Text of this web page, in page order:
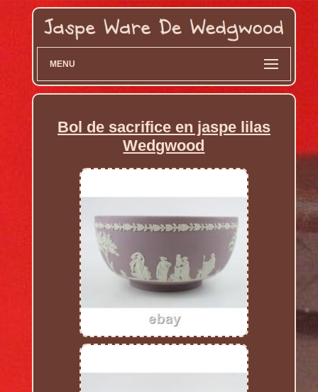
MENU
Bol de sacrifice en jaspe lilas
Wedgwood